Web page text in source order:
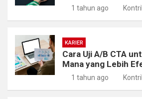
1 tahun ago
KARIER
Cara Uji A/B CTA
Mana yang Lebih
1 tahun ago